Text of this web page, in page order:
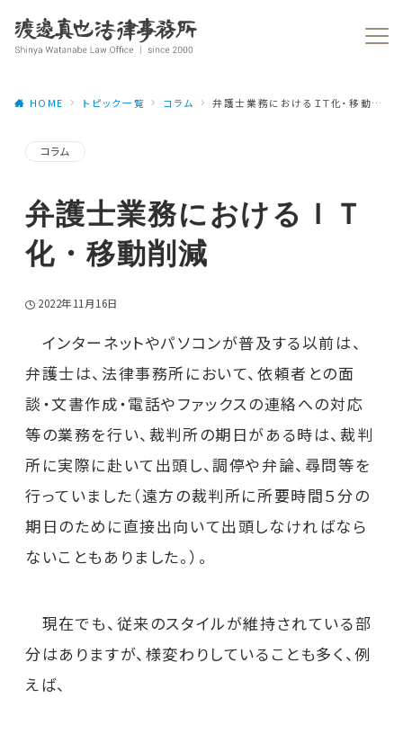
HOME トピック一覧 コラム 弁護士業務におけるＩＴ化・移動削減
コラム
弁護士業務におけるＩＴ
化・移動削減
2022年11月16日
インターネットやパソコンが普及する以前は、
弁護士は、法律事務所において、依頼者との面
談・文書作成・電話やファックスの連絡への対応
等の業務を行い、裁判所の期日がある時は、裁判
所に実際に赴いて出頭し、調停や弁論、尋問等を
行っていました（遠方の裁判所に所要時間５分の
期日のために直接出向いて出頭しなければなら
ないこともありました。）。
現在でも、従来のスタイルが維持されている部
分はありますが、様変わりしていることも多く、例
えば、